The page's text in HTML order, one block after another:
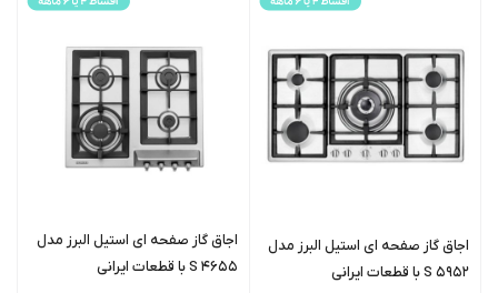
اجاق گاز صفحه ای استیل البرز مدل
S 5952 با قطعات ایرانی
اجاق گاز صفحه ای استیل البرز مدل
S 4655 با قطعات ایرانی